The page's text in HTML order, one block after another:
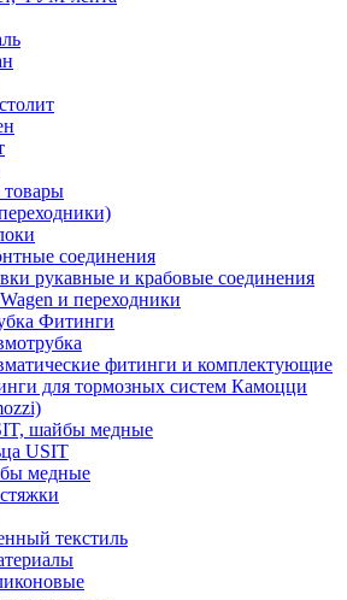
соединения
рукавные и крабовые соединения
и переходники
Фитинги
фитинги и комплектующие
для тормозных систем Камоцци
шайбы медные
USIT
медные
текстиль